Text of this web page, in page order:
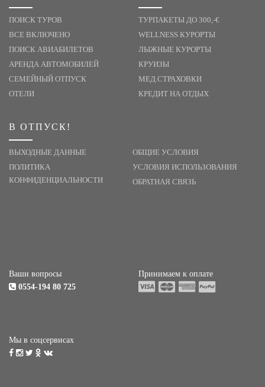
ПОИСК ТУРОВ
ВСЕ ВКЛЮЧЕНО
ПОИСК АВИАБИЛЕТОВ
АРЕНДА АВТОМОБИЛЕЙ
СЕМЕЙНЫЙ ОТПУСК
ОТЕЛИ
ТУРПАКЕТЫ ДО 300,-€
WELLNESS КУРОРТЫ
ЛЫЖНЫЕ КУРОРТЫ
КРУИЗЫ
МЕД.СТРАХОВКИ
КРЕДИТ НА ОТДЫХ
В ОТПУСК!
ВЫХОДНЫЕ ДАННЫЕ
ОБЩИЕ УСЛОВИЯ
ПОЛИТИКА
КОНФИДЕНЦИАЛЬНОСТИ
УСЛОВИЯ ИСПОЛЬЗОВАНИЯ
ОБРАТНАЯ СВЯЗЬ
Ваши вопросы
0554-194 80 725
Принимаем к оплате
Мы в соцсервисах